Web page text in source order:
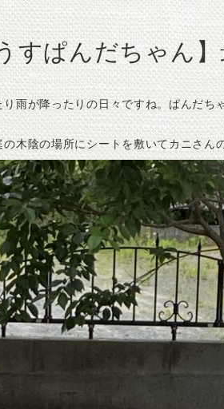
すぱんだちゃん
雨が降ったりの日々ですね。ぱんだち
木陰の場所にシートを敷いてカニさん